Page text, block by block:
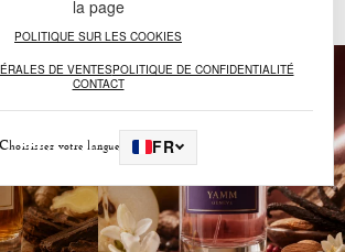
et spray :à trier selon les consignes indiquées
la page
POLITIQUE SUR LES COOKIES
DE VENTESPOLITIQUE DE CONFIDENTIALITÉ
CONTACT
Choisissez votre langue FR